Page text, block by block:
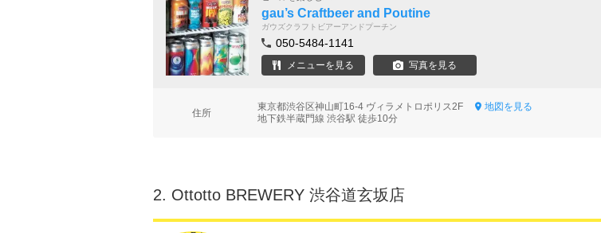
gau’s Craftbeer and Poutine
ガウズクラフトビアーアンドプーチン
050-5484-1141
メニューを見る 写真を見る
住所
東京都渋谷区神山町16-4 ヴィラメトロポリス2F
地図を見る
地下鉄半蔵門線 渋谷駅 徒歩10分
2. Ottotto BREWERY 渋谷道玄坂店